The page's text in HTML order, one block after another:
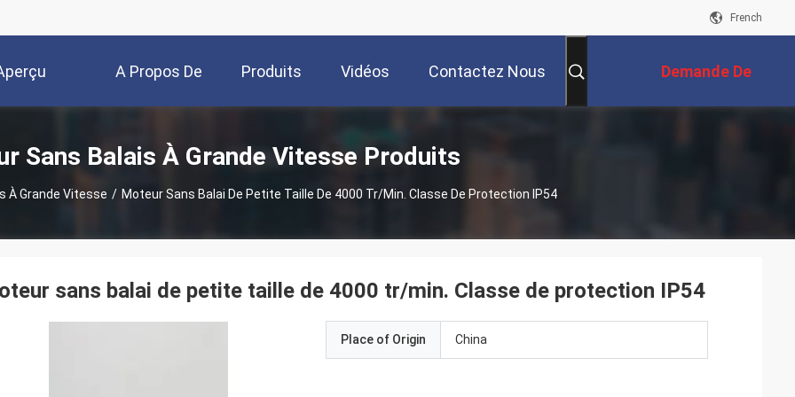
French
A Propos De
Nous
Produits Vidéos Contactez Nous Demande De
Soumission
Sans Balais À Grande Vitesse Produits
À Grande Vitesse / Moteur Sans Balai De Petite Taille De 4000 Tr/min. Classe De Protection IP54
sans balai de petite taille de 4000 tr/min. Classe de protection IP54
Place of Origin China